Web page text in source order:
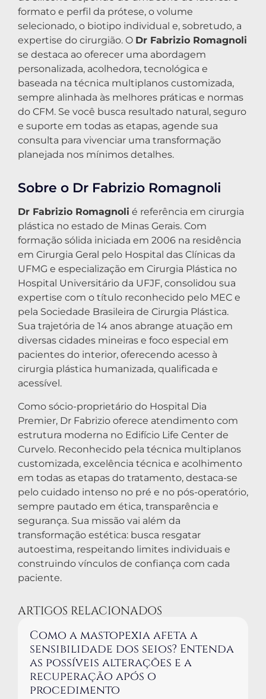
formato e perfil da prótese, o volume
selecionado, o biotipo individual e, sobretudo, a
expertise do cirurgião. O Dr Fabrizio Romagnoli
se destaca ao oferecer uma abordagem
personalizada, acolhedora, tecnológica e
baseada na técnica multiplanos customizada,
sempre alinhada às melhores práticas e normas
do CFM. Se você busca resultado natural, seguro
e suporte em todas as etapas, agende sua
consulta para vivenciar uma transformação
planejada nos mínimos detalhes.
Sobre o Dr Fabrizio Romagnoli
Dr Fabrizio Romagnoli é referência em cirurgia
plástica no estado de Minas Gerais. Com
formação sólida iniciada em 2006 na residência
em Cirurgia Geral pelo Hospital das Clínicas da
UFMG e especialização em Cirurgia Plástica no
Hospital Universitário da UFJF, consolidou sua
expertise com o título reconhecido pelo MEC e
pela Sociedade Brasileira de Cirurgia Plástica.
Sua trajetória de 14 anos abrange atuação em
diversas cidades mineiras e foco especial em
pacientes do interior, oferecendo acesso à
cirurgia plástica humanizada, qualificada e
acessível.
Como sócio-proprietário do Hospital Dia
Premier, Dr Fabrizio oferece atendimento com
estrutura moderna no Edifício Life Center de
Curvelo. Reconhecido pela técnica multiplanos
customizada, excelência técnica e acolhimento
em todas as etapas do tratamento, destaca-se
pelo cuidado intenso no pré e no pós-operatório,
sempre pautado em ética, transparência e
segurança. Sua missão vai além da
transformação estética: busca resgatar
autoestima, respeitando limites individuais e
construindo vínculos de confiança com cada
paciente.
ARTIGOS RELACIONADOS
Como a mastopexia afeta a
sensibilidade dos seios? Entenda
as possíveis alterações e a
recuperação após o
procedimento